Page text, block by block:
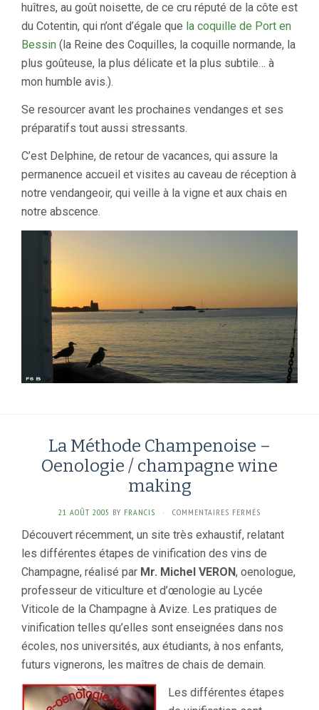
huîtres, au goût noisette, de ce cru réputé de la côte est
du Cotentin, qui n’ont d’égale que la coquille de Port en
Bessin (la Reine des Coquilles, la coquille normande, la
plus goûteuse, la plus délicate et la plus subtile… à
mon humble avis.).
Se resourcer avant les prochaines vendanges et ses
préparatifs tout aussi stressants.
C’est Delphine, de retour de vacances, qui assure la
permanence accueil et visites au caveau de réception à
notre vendangeoir, qui veille à la vigne et aux chais en
notre abscence.
La Méthode Champenoise –
Oenologie / champagne wine
making
21 AOÛT 2005 BY FRANCIS · COMMENTAIRES FERMÉS
MÉTHODE
CHAMPENOISE
OENOLOGIE
/
CHAMPAGNE
MAKING
Découvert récemment, un site très exhaustif, relatant
les différentes étapes de vinification des vins de
Champagne, réalisé par Mr. Michel VERON, oenologue,
professeur de viticulture et d’œnologie au Lycée
Viticole de la Champagne à Avize. Les pratiques de
vinification telles qu’elles sont enseignées dans nos
écoles, nos universités, aux étudiants, à nos enfants,
futurs vignerons, les maîtres de chais de demain.
Les différentes étapes